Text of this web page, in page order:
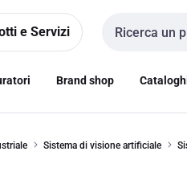
e Servizi
Cerca input
Brand shop
Sistema di visione artificiale